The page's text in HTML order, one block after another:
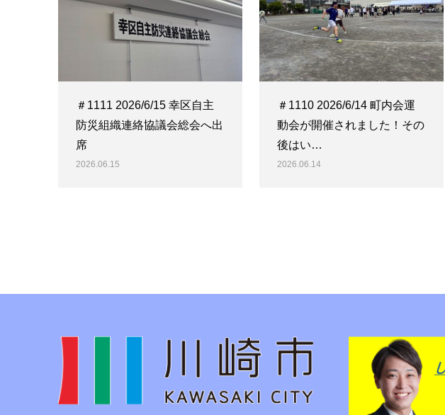
＃1111 2026/6/15 幸区自主
防災組織連絡協議会総会へ出
席
2026.06.15
＃1110 2026/6/14 町内会運
動会が開催されました！その
後はい…
2026.06.14